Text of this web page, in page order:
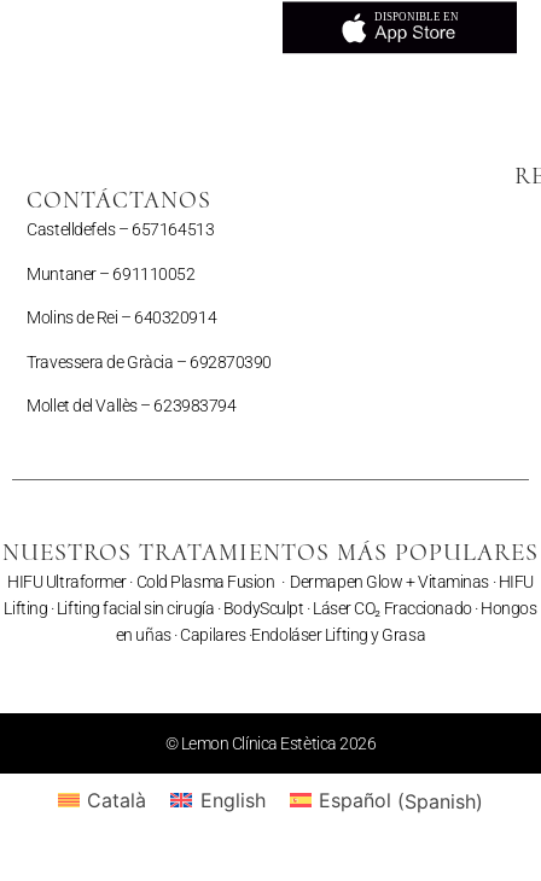
CONTÁCTANOS
Castelldefels –657164513
Muntaner –691110052
Molins de Rei – 640320914
Travessera de Gràcia – 692870390
Mollet del Vallès –623983794
NUESTROS TRATAMIENTOS MÁS POPULARES
HIFU Ultraformer· Cold Plasma Fusion · Dermapen Glow + Vitaminas ·HIFU
Lifting ·Lifting facial sin cirugía ·BodySculpt ·Láser CO₂ Fraccionado· Hongos
en uñas ·Capilares·Endoláser Lifting y Grasa
© Lemon Clínica Estètica 2026
Català English Español (Spanish)